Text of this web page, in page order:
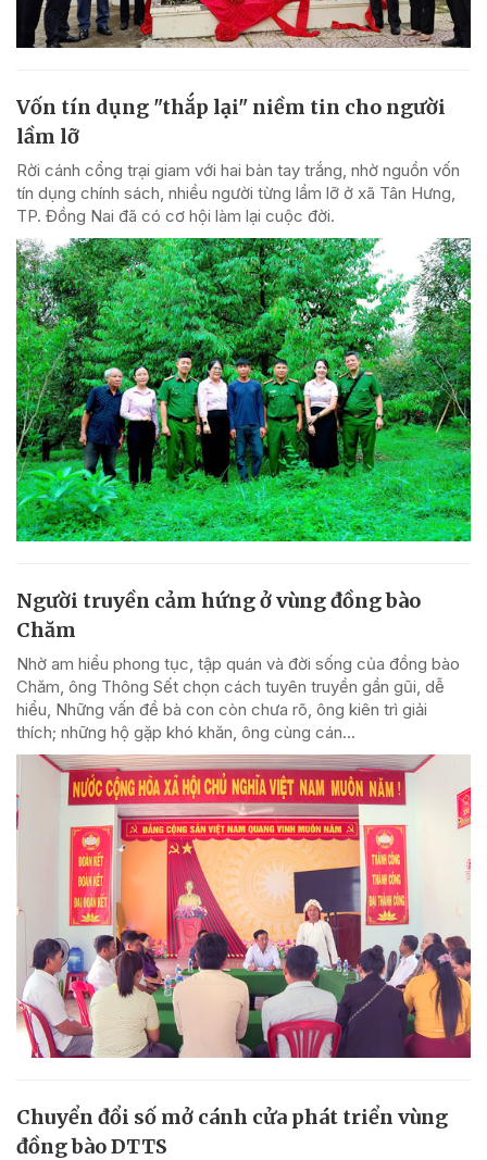
Vốn tín dụng "thắp lại" niềm tin cho người
lầm lỡ
Rời cánh cổng trại giam với hai bàn tay trắng, nhờ nguồn vốn
tín dụng chính sách, nhiều người từng lầm lỡ ở xã Tân Hưng,
TP. Đồng Nai đã có cơ hội làm lại cuộc đời.
Người truyền cảm hứng ở vùng đồng bào
Chăm
Nhờ am hiểu phong tục, tập quán và đời sống của đồng bào
Chăm, ông Thông Sết chọn cách tuyên truyền gần gũi, dễ
hiểu, Những vấn đề bà con còn chưa rõ, ông kiên trì giải
thích; những hộ gặp khó khăn, ông cùng cán...
Chuyển đổi số mở cánh cửa phát triển vùng
đồng bào DTTS